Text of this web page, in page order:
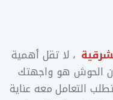
، لا تقل أهمية
الحوش هو واجهتك
التعامل معه عناية